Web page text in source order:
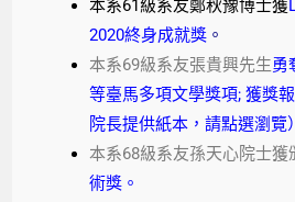
本系61級系友鄭秋豫博士獲
2020終身成就獎 。
本系69級系友張貴興先生勇
等臺馬多項文學獎項;獲獎
院長提供紙本，請點選瀏覽）
本系68級系友孫天心院士獲
術獎。